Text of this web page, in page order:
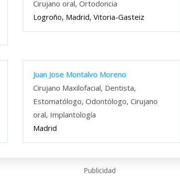
Cirujano oral, Ortodoncia
Logroño, Madrid, Vitoria-Gasteiz
Juan Jose Montalvo Moreno
Cirujano Maxilofacial, Dentista,
Estomatólogo, Odontólogo, Cirujano
oral, Implantología
Madrid
Publicidad